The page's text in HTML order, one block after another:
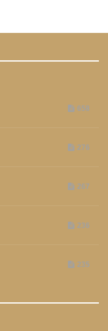
658
276
267
236
235